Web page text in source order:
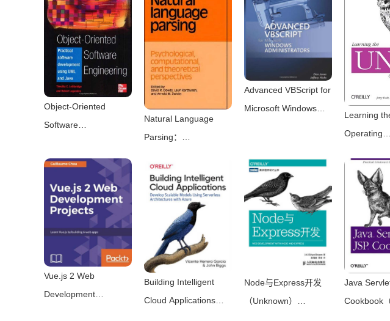
Object-Oriented
Software
Practical Software
Development using
UML and
Java（Timothy
Lethbridge， Robert
Laganiere）
（McGraw-Hill
Science Engineering
Natural Language
Parsing：
Computational， and
Theoretical
Perspectives (Studies
in Natural Language
Processing)（David R.
Dowty， Lauri
Karttunen， Arnold M.
Zwicky）（CUP
Advanced VBScript for
Microsoft Windows
Hicks）（Independely
Published 2006）
Learning
Operating
Grace
Gonguet，
Strang）（
Media
Vue.js 2 Web
Development
Building Intelligent
Cloud Applications：
Node与Express开发
（Unknown）
Java
Cookbook